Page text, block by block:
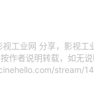
视工业网 分享，影视
作者说明转载，如无
stream/